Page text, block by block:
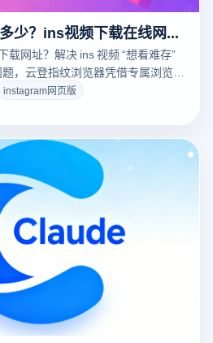
ins视频下载网址是多少？ins视频下载在线网站有哪些？
载网址？解决 ins 视频 “想看难存”
，云登指纹浏览器凭借专属浏览器
高效安全下载提供强力支持，是
instagram网页版